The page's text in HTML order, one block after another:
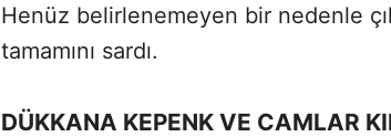
Henüz belirlenemeyen bir nedenle
tamamını sardı.
DÜKKANA KEPENK VE CAMLAR